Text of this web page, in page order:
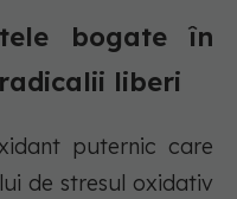
bogate în
liberi
puternic care
de stresul oxidativ